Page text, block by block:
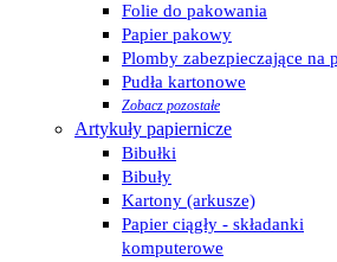
Folie do pakowania
Papier pakowy
Plomby zabezpieczające na
Pudła kartonowe
Zobacz pozostałe
Artykuły papiernicze
Bibułki
Bibuły
Kartony (arkusze)
Papier ciągły - składanki
komputerowe